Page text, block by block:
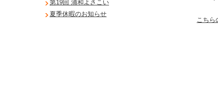
こち
第19回 浦和よさこい
夏季休暇のお知らせ